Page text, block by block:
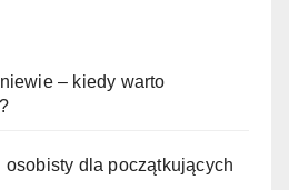
– kiedy warto
dla początkujących